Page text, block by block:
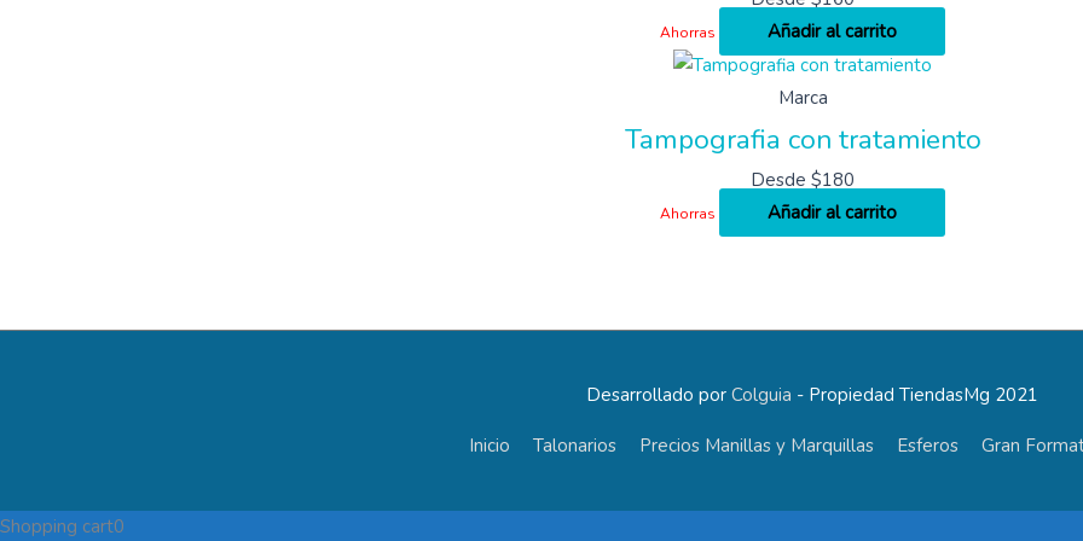
Ahorras Añadir al carrito
Marca
Tampografia con tratamiento
Desde $180
Ahorras Añadir al carrito
Desarrollado por Colguia - Propiedad TiendasMg 2021
Inicio Talonarios Precios Manillas y Marquillas Esferos Gran
Shopping cart0